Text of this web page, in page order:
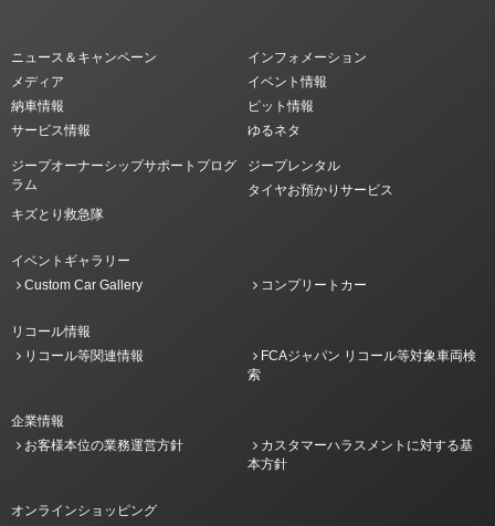
ニュース＆キャンペーン
インフォメーション
メディア
イベント情報
納車情報
ピット情報
サービス情報
ゆるネタ
ジープオーナーシップサポートプログ
ラム
ジープレンタル
タイヤお預かりサービス
キズとり救急隊
イベントギャラリー
Custom Car Gallery
コンプリートカー
リコール情報
リコール等関連情報
FCAジャパン リコール等対象車両検
索
企業情報
お客様本位の業務運営方針
カスタマーハラスメントに対する基
本方針
オンラインショッピング